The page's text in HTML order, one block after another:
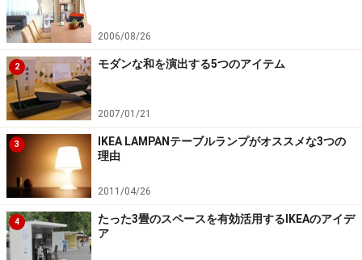
2006/08/26
2 モダンな和を演出する5つのアイテム
2007/01/21
3
IKEA LAMPANテーブルランプがオススメな3つの
理由
2011/04/26
4
たった3畳のスペースを有効活用するIKEAのアイデ
ア